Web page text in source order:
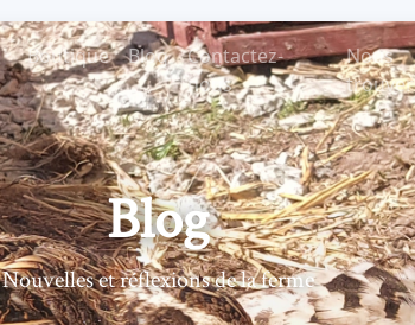
Boutique Blog
Contactez-
nous
Nous
trouver
Blog
Nouvelles et réflexions de la ferme